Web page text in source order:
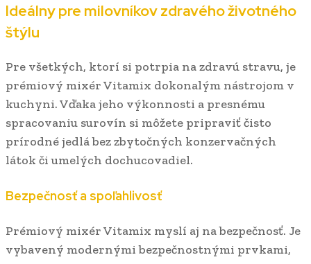
Ideálny pre milovníkov zdravého životného
štýlu
Pre všetkých, ktorí si potrpia na zdravú stravu, je
prémiový mixér Vitamix dokonalým nástrojom v
kuchyni. Vďaka jeho výkonnosti a presnému
spracovaniu surovín si môžete pripraviť čisto
prírodné jedlá bez zbytočných konzervačných
látok či umelých dochucovadiel.
Bezpečnosť a spoľahlivosť
Prémiový mixér Vitamix myslí aj na bezpečnosť. Je
vybavený modernými bezpečnostnými prvkami,